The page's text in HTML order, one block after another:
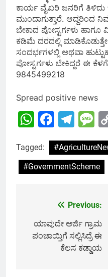
ಕಾರ್ಯ ವೈಖರಿ ಜನರಿಗೆ ತಿಳಿದು
ಮುಂದಾಗುತ್ತಾರೆ. ಆದ್ದರಿಂದ
ಬೇಕಾದ ಪೋಸ್ಟರ್ಗಳು ಹಾಗೂ
ಕಡಿಮೆ ದರದಲ್ಲಿ
ಸಂದರ್ಭಗಳಲ್ಲಿ ಅಥವಾ
ಪೋಸ್ಟರ್ಗಳು ಬೇಕಿದ್ದರೆ ಈ
9845499218
Spread positive news
Tagged:
#GovernmentScheme
navigation
Previous:
ಯಾವುದೇ ಅರ್ಜಿ ಗ್ರಾಮ
ಪಂಚಾಯ್ತಿಗೆ ಸಲ್ಲಿಸಿದ್ರೆ ಈ
ಕೆಲಸ ಕಡ್ಡಾಯ